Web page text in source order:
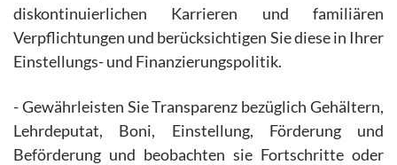
diskontinuierlichen Karrieren und familiären
Verpflichtungen und berücksichtigen Sie diese in Ihrer
Einstellungs- und Finanzierungspolitik.
- Gewährleisten Sie Transparenz bezüglich Gehältern,
Lehrdeputat, Boni, Einstellung, Förderung und
Beförderung und beobachten sie Fortschritte oder